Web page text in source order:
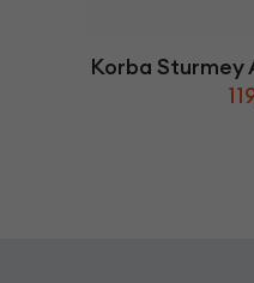
Korba Sturmey